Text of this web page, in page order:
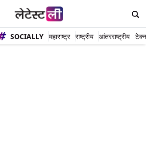
SOCIALLY महाराष्ट्र राष्ट्रीय आंतरराष्ट्रीय